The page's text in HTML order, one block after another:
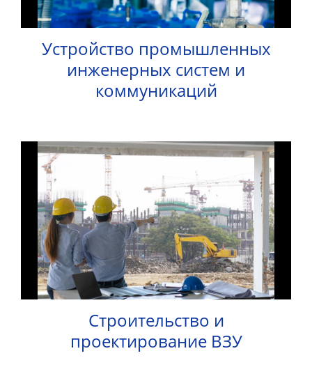
32
info@1kbk.com.ua
Устройство промышленных
инженерных систем и
коммуникаций
Строительство и
проектирование ВЗУ